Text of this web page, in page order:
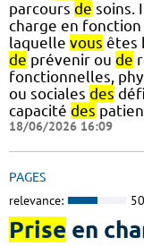
parcours de soins.
charge en fonction
laquelle vous êtes
de prévenir ou de
fonctionnelles,
ou sociales des
capacité des
18/06/2026 16:09
PAGES
relevance:
Prise en